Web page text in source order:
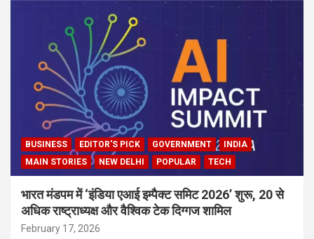
BUSINESS EDITOR'S PICK GOVERNMENT
INDIA
MAIN STORIES
NEW DELHI POPULAR TECH
भारत मंडपम में ‘इंडिया एआई इम्पैक्ट समिट 2026’ शुरू, 20 से
अधिक राष्ट्राध्यक्ष और वैश्विक टेक दिग्गज शामिल
February 17, 2026